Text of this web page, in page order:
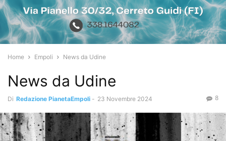
Home Empoli News da Udine
News da Udine
Di Redazione PianetaEmpoli - 23 Novembre 2024 8